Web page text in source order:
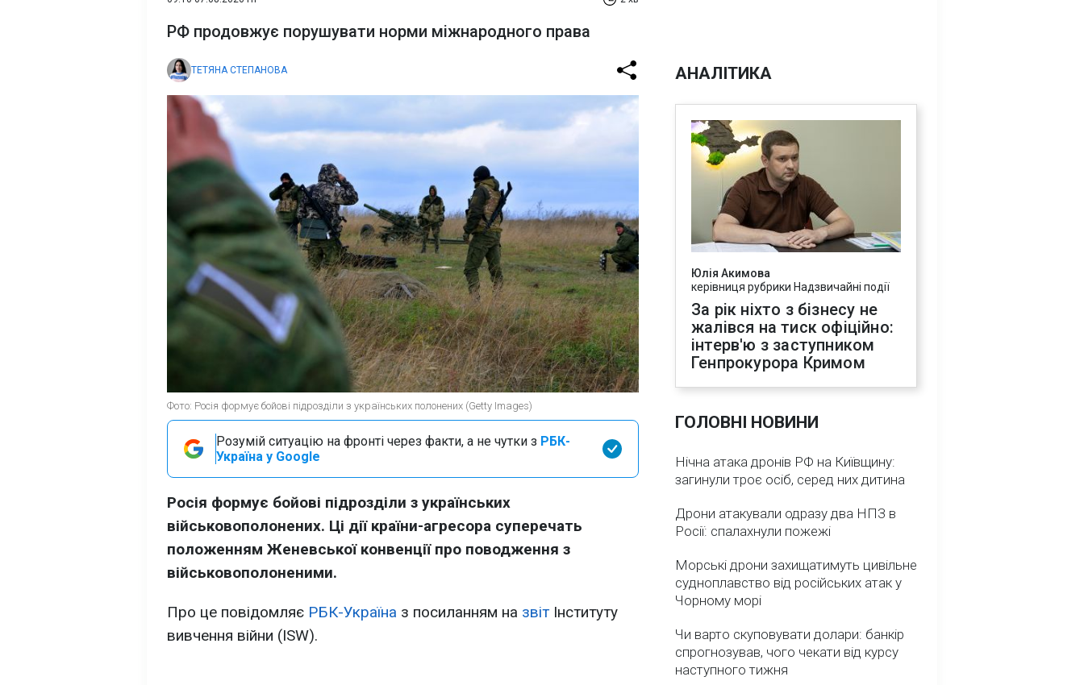
РФ продовжує порушувати норми міжнародного права
ТЕТЯНА СТЕПАНОВА
Фото: Росія формує бойові підрозділи з українських полонених (Getty Images)
Розумій ситуацію на фронті через факти, а не чутки з РБК-
Україна у Google
Росія формує бойові підрозділи з українських
військовополонених. Ці дії країни-агресора суперечать
положенням Женевської конвенції про поводження з
військовополоненими.
Про це повідомляє РБК-Україна з посиланням на звіт Інституту
вивчення війни (ISW).
АНАЛІТИКА
Юлія Акимова
керівниця рубрики Надзвичайні події
За рік ніхто з бізнесу не
жалівся на тиск офіційно:
інтерв'ю з заступником
Генпрокурора Кримом
ГОЛОВНІ НОВИНИ
Нічна атака дронів РФ на Київщину:
загинули троє осіб, серед них дитина
Дрони атакували одразу два НПЗ в
Росії: спалахнули пожежі
Морські дрони захищатимуть цивільне
судноплавство від російських атак у
Чорному морі
Чи варто скуповувати долари: банкір
спрогнозував, чого чекати від курсу
наступного тижня